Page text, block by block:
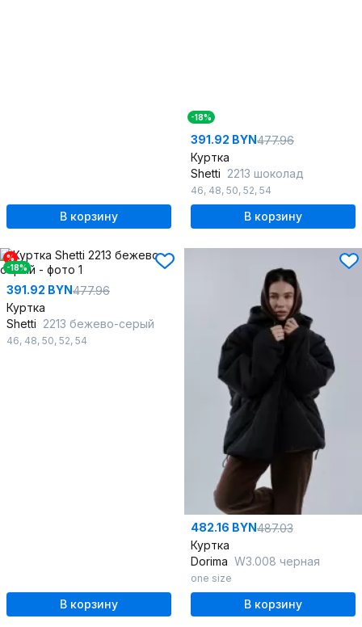
В корзину
-18%
391.92 BYN477.96
Куртка
Shetti 2213 шоколад
46, 48, 50, 52, 54
В корзину
%
-18%
391.92 BYN477.96
Куртка
Shetti 2213 бежево-серый
46, 48, 50, 52, 54
В корзину
482.16 BYN487.03
Куртка
Dorima W3.008 черная
one size
В корзину